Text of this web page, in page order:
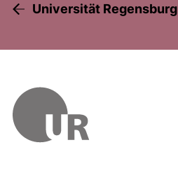
Universität Regensburg